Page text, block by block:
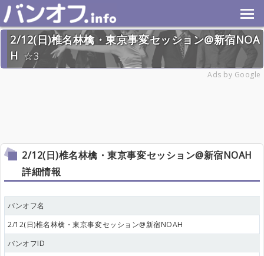
2/12(日)椎名林檎・東京事変セッション@新宿NOA
H
3
Ads by Google
2/12(日)椎名林檎・東京事変セッション@新宿NOAH
詳細情報
バンオフ名
2/12(日)椎名林檎・東京事変セッション@新宿NOAH
バンオフID